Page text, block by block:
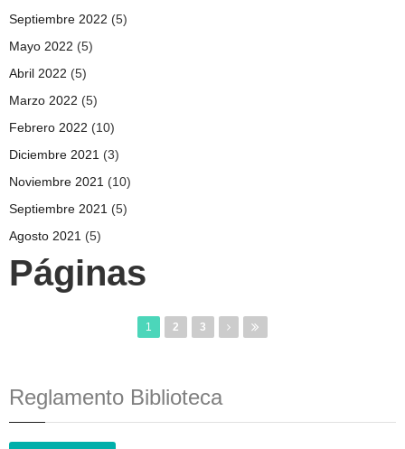
Septiembre 2022 (5)
Mayo 2022 (5)
Abril 2022 (5)
Marzo 2022 (5)
Febrero 2022 (10)
Diciembre 2021 (3)
Noviembre 2021 (10)
Septiembre 2021 (5)
Agosto 2021 (5)
Páginas
1 2 3
Reglamento Biblioteca